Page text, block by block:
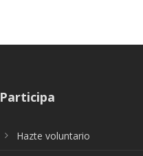
Participa
Hazte voluntario